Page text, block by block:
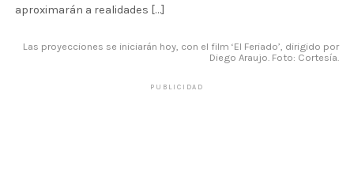
aproximarán a realidades […]
Las proyecciones se iniciarán hoy, con el film ‘El Feriado’, dirigido por
Diego Araujo. Foto: Cortesía.
PUBLICIDAD